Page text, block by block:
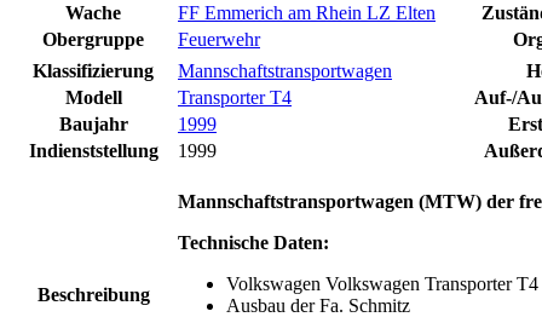
Wache
FF Emmerich am Rhein LZ Elten
Obergruppe
Feuerwehr
Klassifizierung
Mannschaftstransportwagen
Modell
Transporter T4
Auf-/
Baujahr
1999
Indienststellung
1999
Beschreibung
Mannschaftstransportwagen (MTW) der
Technische Daten:
Volkswagen Volkswagen Transporter T4
Ausbau der Fa. Schmitz